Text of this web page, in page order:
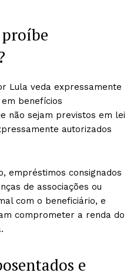
Lula veda expressamente
benefícios
não sejam previstos em lei
autorizados
empréstimos consignados
de associações ou
com o beneficiário, e
comprometer a renda do
e